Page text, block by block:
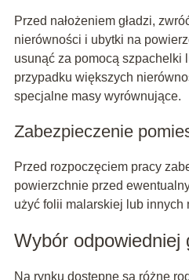
Przed nałożeniem gładzi,
nierówności i ubytki na
usunąć za pomocą szpachelki
przypadku większych
specjalne masy wyrównujące.
Zabezpieczenie
Przed rozpoczęciem pracy
powierzchnie przed
użyć folii malarskiej lub innych
Wybór odpowiedniej
Na rynku dostępne są różne